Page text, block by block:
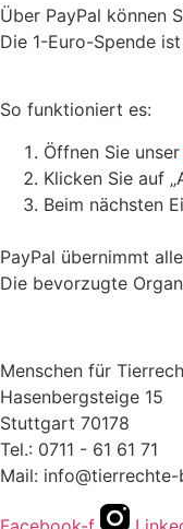
Über PayPal können
Die 1-Euro-Spende
So funktioniert es:
Öffnen Sie unser
Klicken Sie auf
Beim nächsten
PayPal übernimmt
Die bevorzugte
Menschen für
Hasenbergsteige 15
Stuttgart 70178
Tel.: 0711 - 61 61 71
Mail: info@tierrechte-